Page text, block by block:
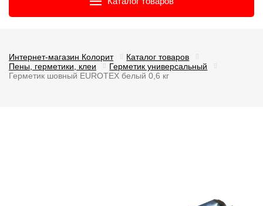
Интернет-магазин Колорит
Каталог товаров
Пены, герметики, клеи
Герметик универсальный
Герметик шовный EUROTEX белый 0,6 кг